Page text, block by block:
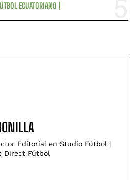
ECUATORIANO
Editorial en Studio Fútbol |
Direct Fútbol